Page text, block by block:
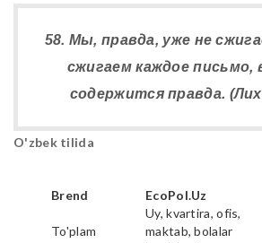
58. Мы, правда, уже не
сжигаем каждое письмо,
содержится правда.
O'zbek tilida
Brend EcoPol.Uz
To'plam
Uy, kvartira, ofis,
maktab, bolalar